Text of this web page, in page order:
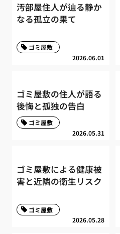
汚部屋住人が辿る静か
なる孤立の果て
2026.06.01
ゴミ屋敷
ゴミ屋敷の住人が語る
後悔と孤独の告白
2026.05.31
ゴミ屋敷
ゴミ屋敷による健康被
害と近隣の衛生リスク
2026.05.28
ゴミ屋敷